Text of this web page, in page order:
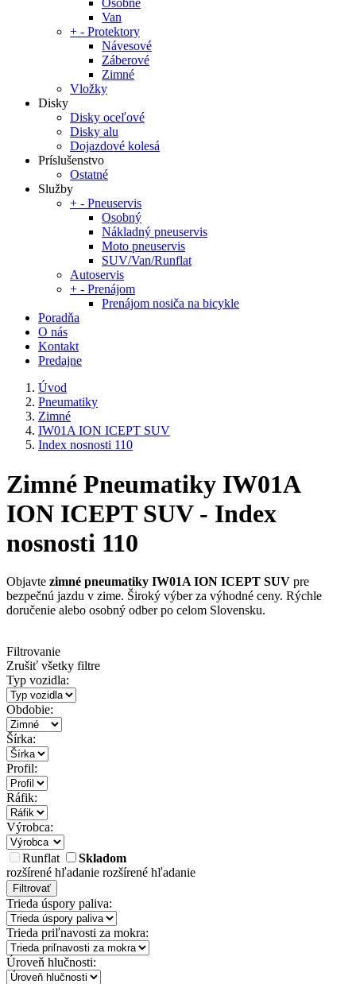
Osobné
Van
+ - Protektory
Návesové
Záberové
Zimné
Vložky
Disky
Disky oceľové
Disky alu
Dojazdové kolesá
Príslušenstvo
Ostatné
Služby
+ - Pneuservis
Osobný
Nákladný pneuservis
Moto pneuservis
SUV/Van/Runflat
Autoservis
+ - Prenájom
Prenájom nosiča na bicykle
Poradňa
O nás
Kontakt
Predajne
Úvod
Pneumatiky
Zimné
IW01A ION ICEPT SUV
Index nosnosti 110
Zimné Pneumatiky IW01A
ION ICEPT SUV - Index
nosnosti 110
Objavte zimné pneumatiky IW01A ION ICEPT SUV pre
bezpečnú jazdu v zime. Široký výber za výhodné ceny. Rýchle
doručenie alebo osobný odber po celom Slovensku.
Filtrovanie
Zrušiť všetky filtre
Typ vozidla:
Obdobie:
Šírka:
Profil:
Ráfik:
Výrobca:
Runflat
Skladom
rozšírené hľadanie rozšírené hľadanie
Filtrovať
Trieda úspory paliva:
Trieda priľnavosti za mokra:
Úroveň hlučnosti: